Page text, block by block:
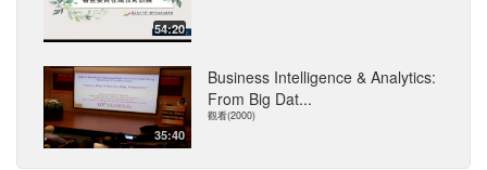
54:20
35:40
Business Intelligence & Analytics:
From Big Dat...
觀看(2000)